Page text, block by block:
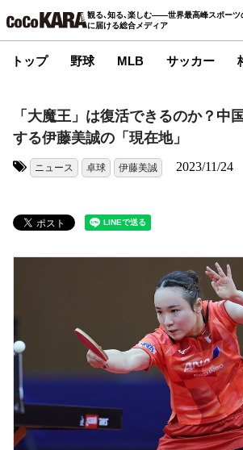
観る､知る､楽しむ――世界最高峰スポーツ
に届ける総合メディア
トップ 野球 MLB サッカー
「大魔王」は復活できるのか？中
する伊藤美誠の「現在地」
ニュース 卓球 伊藤美誠 2023/11/24